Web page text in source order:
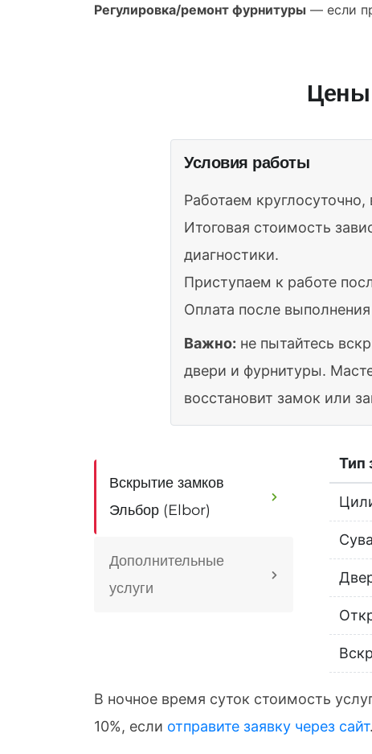
Регулировка/ремонт фурнитуры — если
Цены
Условия работы
Работаем
Итоговая стоимость
диагностики.
Приступаем к работе
Оплата после
Важно: не пытайтесь
двери и фурнитуры.
восстановит замок или
Вскрытие замков
Эльбор (Elbor)
Дополнительные
услуги
Тип
В ночное время суток стоимость
10%, если отправите заявку через сайт.